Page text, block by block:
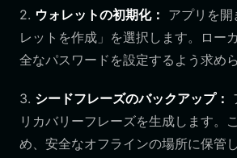
2. ウォレットの初期化： アプリを開
レットを作成」を選択します。ロー
全なパスワードを設定するよう求めら
3. シードフレーズのバックアップ：
リカバリーフレーズを生成します。
め、安全なオフラインの場所に保管